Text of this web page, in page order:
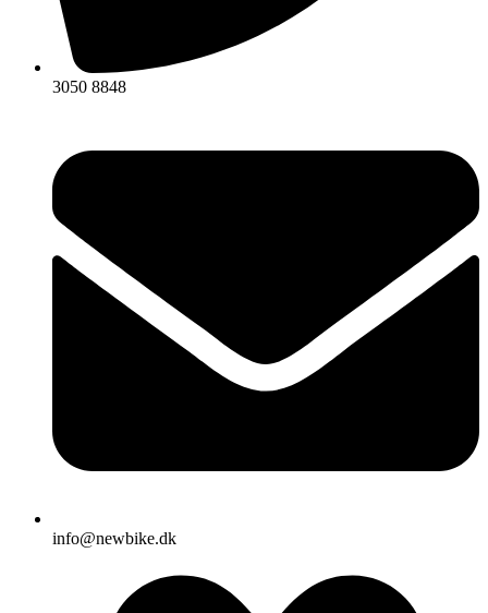
3050 8848
info@newbike.dk